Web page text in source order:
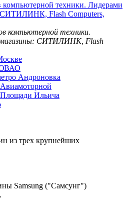
компьютерной техники. Лидерами
СИТИЛИНК, Flash Computers,
ЮВАО
Андроновка
Ильича
из трех крупнейших
Samsung ("Самсунг")